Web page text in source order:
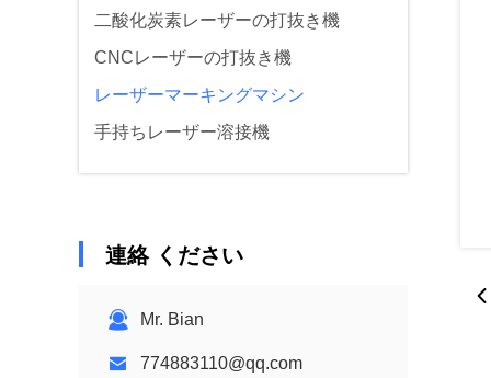
二酸化炭素レーザーの打抜き機
CNCレーザーの打抜き機
レーザーマーキングマシン
手持ちレーザー溶接機
連絡 ください
Mr. Bian
774883110@qq.com